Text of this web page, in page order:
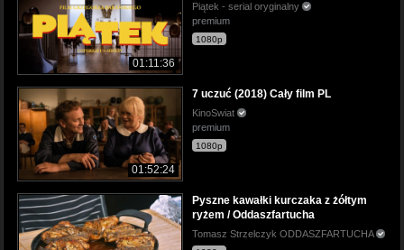
01:11:36
Piątek - serial oryginalny
premium
1080p
01:52:24
7 uczuć (2018) Cały film PL
KinoSwiat
premium
1080p
Pyszne kawałki kurczaka z żółtym
ryżem / Oddaszfartucha
Tomasz Strzelczyk ODDASZFARTUCHA